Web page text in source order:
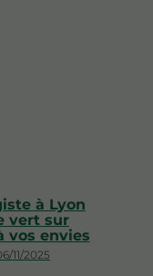
11/2025
à Lyon
vert sur
vos envies